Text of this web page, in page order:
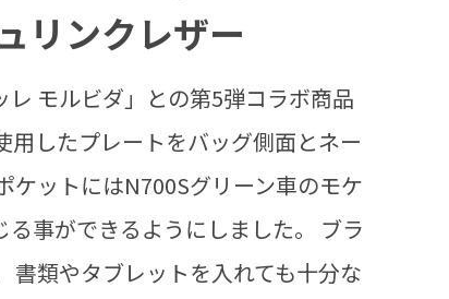
リンクレザー
モルビダ」との第5弾コラボ商品
用したプレートをバッグ側面とネー
ケットにはN700Sグリーン車のモケ
事ができるようにしました。 ブラ
書類やタブレットを入れても十分な